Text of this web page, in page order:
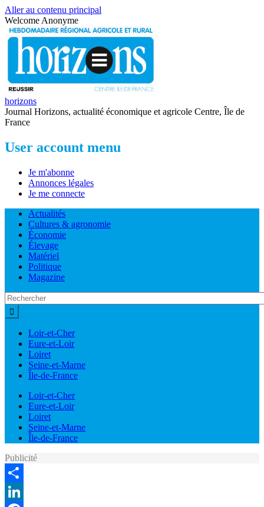
Aller au contenu principal
Welcome Anonyme
horizons
Journal Horizons, actualité économique et agricole Centre, Île de
France
User account menu
Je m'abonne
Annonces légales
Je me connecte
Actualités
Cultures & agronomie
Économie
Élevage
Matériel
Politique
Magazine
Loir-et-Cher
Eure-et-Loir
Loiret
Seine-et-Marne
Île-de-France
Loir-et-Cher
Eure-et-Loir
Loiret
Seine-et-Marne
Île-de-France
Publicité
Share